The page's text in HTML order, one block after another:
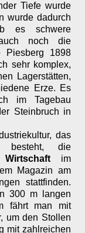
Tiefe wurde
wurde dadurch
es schwere
noch die
Piesberg 1898
sehr komplex,
Lagerstätten,
Erze. Es
im Tagebau
Steinbruch in
das
besteht, die
im
Magazin am
stattfinden.
300 m langen
fährt man mit
um den Stollen
mit zahlreichen